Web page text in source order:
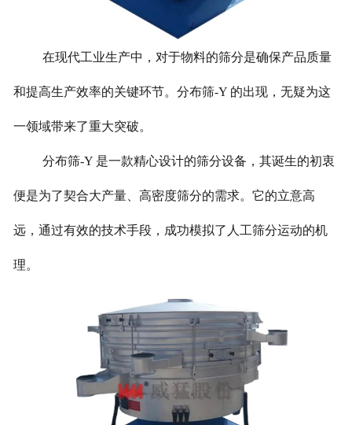
在现代工业生产中，对于物料的筛分是确保产品质量
和提高生产效率的关键环节。分布筛-Y 的出现，无疑为这
一领域带来了重大突破。
分布筛-Y 是一款精心设计的筛分设备，其诞生的初衷
便是为了契合大产量、高密度筛分的需求。它的立意高
远，通过有效的技术手段，成功模拟了人工筛分运动的机
理。